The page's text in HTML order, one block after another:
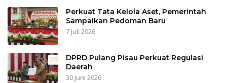
Perkuat Tata Kelola Aset, Pemerintah
Sampaikan Pedoman Baru
7 Juli 2026
DPRD Pulang Pisau Perkuat Regulasi
Daerah
30 Juni 2026